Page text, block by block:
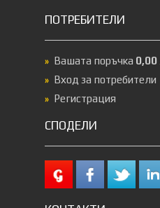
ПОТРЕБИТЕЛИ
Вашата поръчка 0,00
Вход за потребители
Регистрация
СПОДЕЛИ